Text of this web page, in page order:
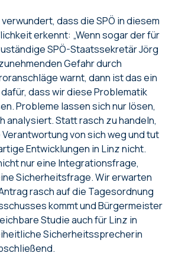
dass die SPÖ in diesem
erkennt: „Wenn sogar der für
SPÖ-Staatssekretär Jörg
Gefahr durch
warnt, dann ist das ein
dass wir diese Problematik
Probleme lassen sich nur lösen,
analysiert. Statt rasch zu handeln,
von sich weg und tut
Entwicklungen in Linz nicht.
nur eine Integrationsfrage,
Sicherheitsfrage. Wir erwarten
rasch auf die Tagesordnung
kommt und Bürgermeister
Studie auch für Linz in
Sicherheitssprecherin